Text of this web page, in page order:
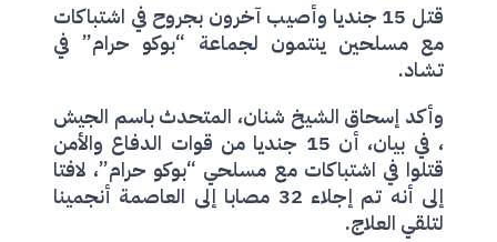
قتل 15 جنديا وأصيب آخرون بجروح في اشتباكات
مع مسلحين ينتمون لجماعة “بوكو حرام” في
تشاد.
وأكد إسحاق الشيخ شنان، المتحدث باسم الجيش
، في بيان، أن 15 جنديا من قوات الدفاع والأمن
قتلوا في اشتباكات مع مسلحي “بوكو حرام”، لافتا
إلى أنه تم إجلاء 32 مصابا إلى العاصمة أنجمينا
لتلقي العلاج.